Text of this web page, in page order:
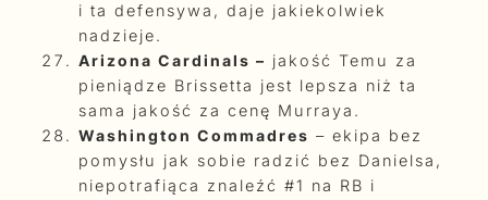
i ta defensywa, daje jakiekolwiek
nadzieje.
Arizona Cardinals – jakość Temu za
pieniądze Brissetta jest lepsza niż ta
sama jakość za cenę Murraya.
Washington Commadres – ekipa bez
pomysłu jak sobie radzić bez Danielsa,
niepotrafiąca znaleźć #1 na RB i